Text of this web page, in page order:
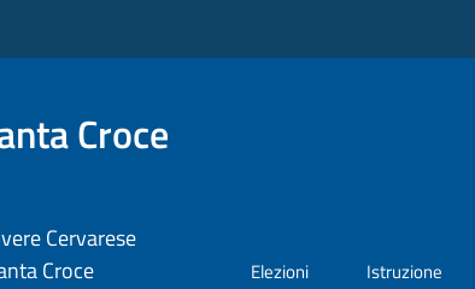
Croce
Cervarese
Croce
Elezioni Istruzione